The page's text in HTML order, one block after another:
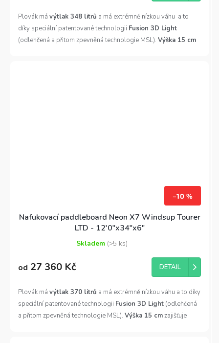
z
5
hvězdiček.
Plovák má výtlak 348 litrů a má extrémně nízkou váhu a to
díky speciální patentované technologii Fusion 3D Light
(odlehčená a přitom zpevněná technologie MSL). Výška 15 cm
–10 %
Nafukovací paddleboard Neon X7 Windsup Tourer
LTD - 12'0"x34"x6"
hodnocení
z
5
hvězdiček.
Skladem (>5 ks)
od 27 360 Kč DETAIL
Plovák má výtlak 370 litrů a má extrémně nízkou váhu a to díky
speciální patentované technologii Fusion 3D Light (odlehčená
a přitom zpevněná technologie MSL). Výška 15 cmzajišťuje